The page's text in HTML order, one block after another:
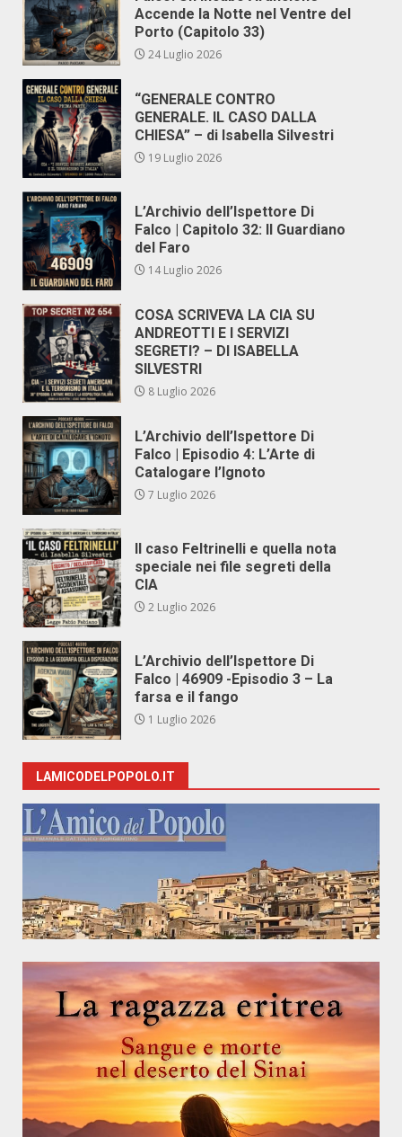
Accende la Notte nel Ventre del
Porto (Capitolo 33)
24 Luglio 2026
“GENERALE CONTRO
GENERALE. IL CASO DALLA
CHIESA” – di Isabella Silvestri
19 Luglio 2026
L’Archivio dell’Ispettore Di
Falco | Capitolo 32: Il Guardiano
del Faro
14 Luglio 2026
COSA SCRIVEVA LA CIA SU
ANDREOTTI E I SERVIZI
SEGRETI? – DI ISABELLA
SILVESTRI
8 Luglio 2026
L’Archivio dell’Ispettore Di
Falco | Episodio 4: L’Arte di
Catalogare l’Ignoto
7 Luglio 2026
Il caso Feltrinelli e quella nota
speciale nei file segreti della
CIA
2 Luglio 2026
L’Archivio dell’Ispettore Di
Falco | 46909 -Episodio 3 – La
farsa e il fango
1 Luglio 2026
LAMICODELPOPOLO.IT